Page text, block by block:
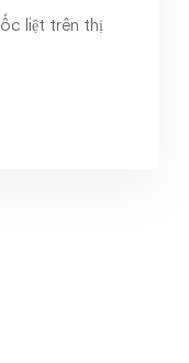
liệt trên thị